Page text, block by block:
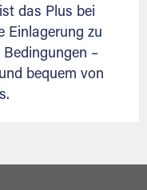
das Plus bei
Einlagerung zu
–
bequem von